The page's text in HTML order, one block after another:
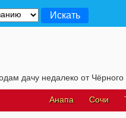
Сочи
Анапа
недалеко от Чёрного